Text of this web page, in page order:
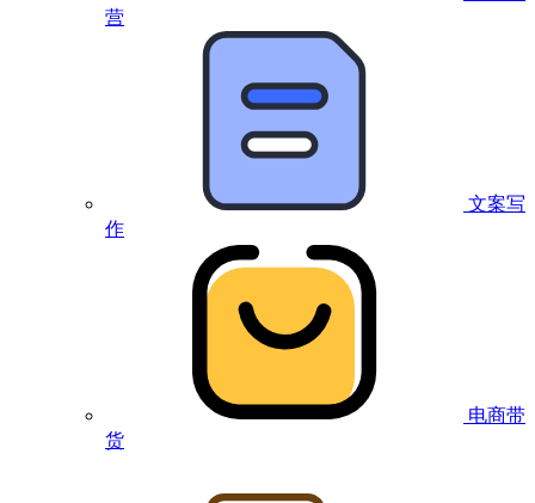
营
文案写
作
电商带
货